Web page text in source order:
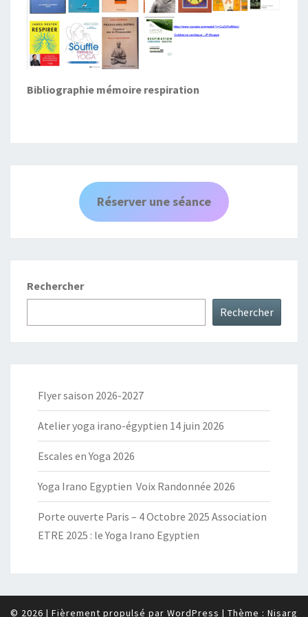
Bibliographie mémoire respiration
Réserver une séance
Rechercher
Rechercher
Flyer saison 2026-2027
Atelier yoga irano-égyptien 14 juin 2026
Escales en Yoga 2026
Yoga Irano Egyptien Voix Randonnée 2026
Porte ouverte Paris – 4 Octobre 2025 Association
ETRE 2025 : le Yoga Irano Egyptien
© 2026 | Fièrement propulsé par WordPress | Thème : Nisarg